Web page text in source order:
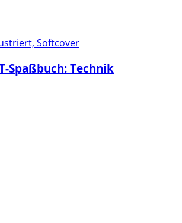
Softcover
Spaßbuch: Technik